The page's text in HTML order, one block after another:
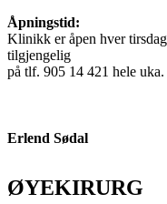
Åpningstid:
Klinikk er åpen hver
tilgjengelig
på tlf. 905 14 421 hele uka.
Erlend Sødal
ØYEKIRURG